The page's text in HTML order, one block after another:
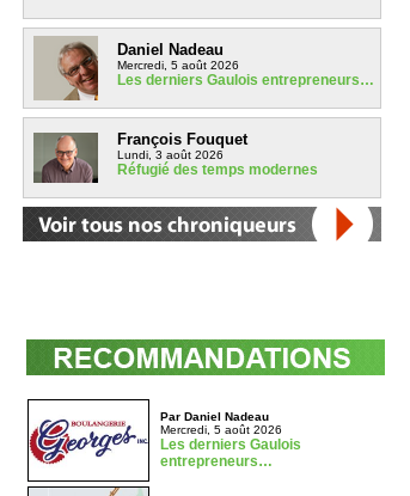
Daniel Nadeau
Mercredi, 5 août 2026
Les derniers Gaulois entrepreneurs…
François Fouquet
Lundi, 3 août 2026
Réfugié des temps modernes
Par Daniel Nadeau
Mercredi, 5 août 2026
Les derniers Gaulois
entrepreneurs…